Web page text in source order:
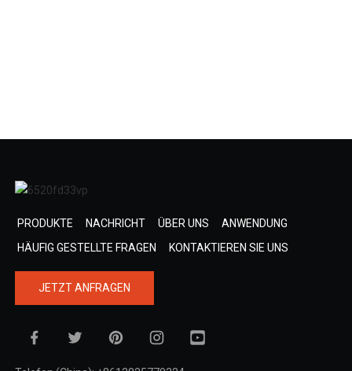
PRODUKTE NACHRICHT ÜBER UNS
ANWENDUNG
HÄUFIG GESTELLTE FRAGEN
KONTAKTIEREN SIE UNS
JETZT ANFRAGEN